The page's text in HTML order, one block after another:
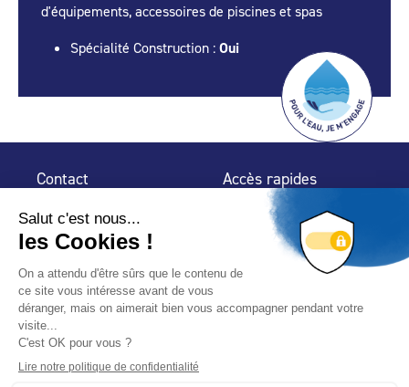
d'équipements, accessoires de piscines et spas
Spécialité Construction : Oui
Contact
32 rue de Mogador
75 009 Paris
Accès rapides
Espace Presse
Trouver un
professionnel
Nous suivre